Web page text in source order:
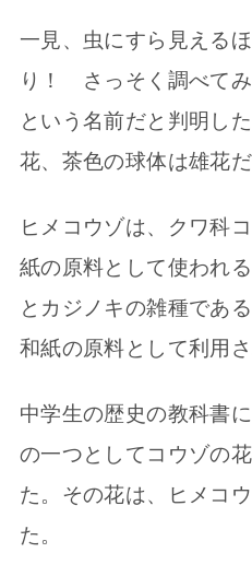
一見、虫にすら見える
り！ さっそく調べてみ
という名前だと判明し
花、茶色の球体は雄花だ
ヒメコウゾは、クワ科
紙の原料として使われ
とカジノキの雑種であ
和紙の原料として利用さ
中学生の歴史の教科書
の一つとしてコウゾの
た。その花は、ヒメコ
た。